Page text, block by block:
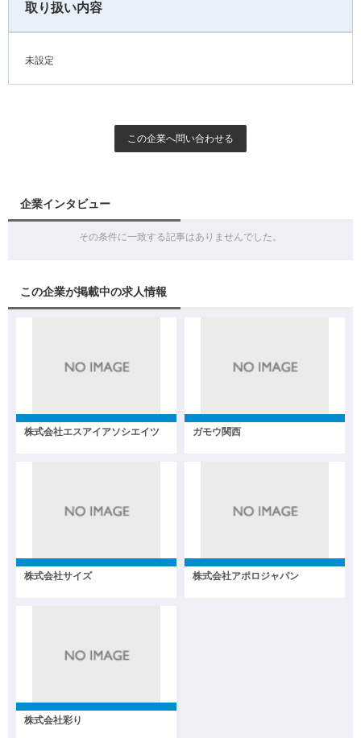
取り扱い内容
未設定
この企業へ問い合わせる
企業インタビュー
その条件に一致する記事はありませんでした。
この企業が掲載中の求人情報
株式会社エスアイアソシエイツ ガモウ関西
株式会社サイズ 株式会社アポロジャパン
株式会社彩り